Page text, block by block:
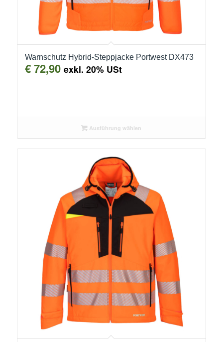
Warnschutz Hybrid-Steppjacke Portwest DX473
€72,90 exkl. 20% USt
Ausführung wählen